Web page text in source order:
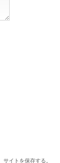
イトを保存する。